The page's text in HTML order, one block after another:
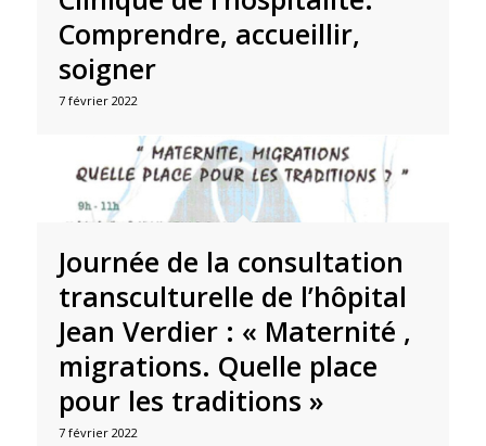
Comprendre, accueillir,
soigner
7 février 2022
Journée de la consultation
transculturelle de l’hôpital
Jean Verdier : « Maternité ,
migrations. Quelle place
pour les traditions »
7 février 2022